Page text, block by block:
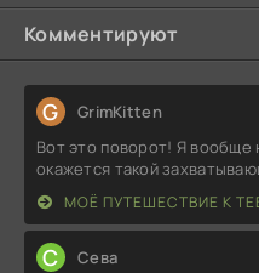
Комментируют
G GrimKitten
Вот это поворот! Я вообще
окажется такой
МОЁ ПУТЕШЕСТВИЕ К
С Севa